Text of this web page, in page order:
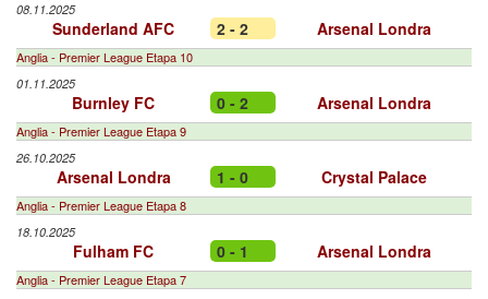
08.11.2025
Sunderland AFC 2 - 2 Arsenal Londra
Anglia - Premier League Etapa 10
01.11.2025
Burnley FC 0 - 2 Arsenal Londra
Anglia - Premier League Etapa 9
26.10.2025
Arsenal Londra 1 - 0 Crystal Palace
Anglia - Premier League Etapa 8
18.10.2025
Fulham FC 0 - 1 Arsenal Londra
Anglia - Premier League Etapa 7